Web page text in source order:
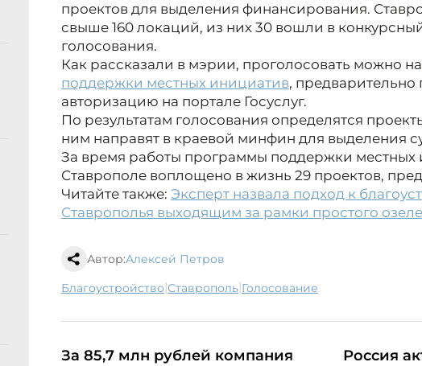
проектов для выделения финансирования.
свыше 160 локаций, из них 30 вошли в
голосования.
Как рассказали в мэрии, проголосовать можно на
поддержки местных инициатив, предварительно
авторизацию на портале Госуслуг.
По результатам голосования определятся
ним направят в краевой минфин для выделения
За время работы программы поддержки местных
Ставрополе воплощено в жизнь 29 проектов,
Читайте также: Эксперт назвала подход к
Ставрополья выходящим за рамки простого
Автор:Алексей Петров
благоустройство| Ставрополь| голосование
За 85,7 млн рублей компания
Россия